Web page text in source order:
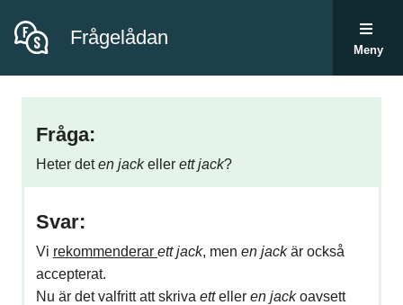
Frågelådan
Meny
Fråga:
Heter deten jackeller ett jack?
Svar:
Vi rekommenderar ett jack, men en jackär också
accepterat.
Nu är det valfritt att skriva etteller en jackoavsett